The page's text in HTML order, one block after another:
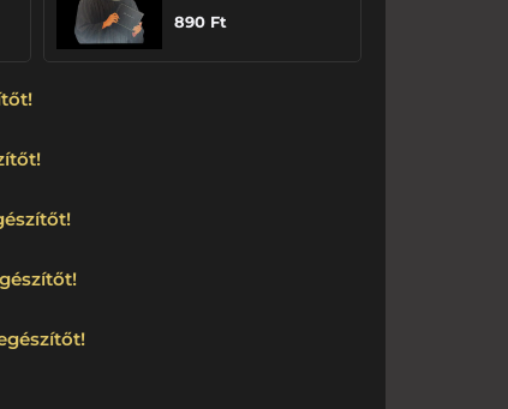
890 Ft